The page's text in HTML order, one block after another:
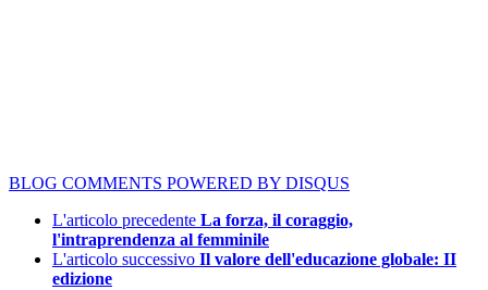
BLOG COMMENTS POWERED BY DISQUS
L'articolo precedente La forza, il coraggio,
l'intraprendenza al femminile
L'articolo successivo Il valore dell'educazione globale: II
edizione